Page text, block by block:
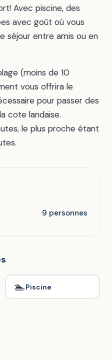
Avec piscine, des
avec goût où vous
séjour entre amis ou en
(moins de 10
vous offrira le
pour passer des
cote landaise.
le plus proche étant
9 personnes
🏊Piscine